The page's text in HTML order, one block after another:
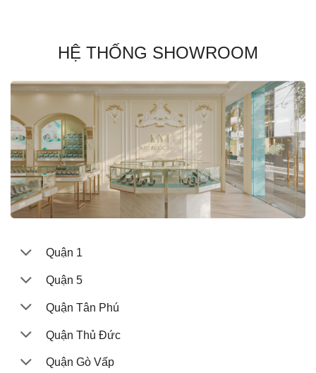
HỆ THỐNG SHOWROOM
Quận 1
Quận 5
Quận Tân Phú
Quận Thủ Đức
Quận Gò Vấp